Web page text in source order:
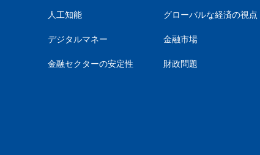
人工知能
デジタルマネー
金融セクターの安定性
グローバルな経済の視点
金融市場
財政問題